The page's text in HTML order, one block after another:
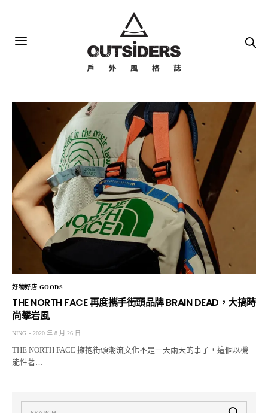
好物好店 GOODS
THE NORTH FACE 再度攜手街頭品牌 BRAIN DEAD，大搞時
尚攀岩風
NING 2020 年 8 月 26 日
THE NORTH FACE 擁抱街頭潮流文化不是一天兩天的事了，這個以機
能性著…